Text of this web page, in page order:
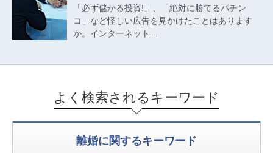
「必ず儲かる投資!」、「絶対に勝てるパチン
コ」など怪しい広告を見かけたことはあります
か。インターネット...
よく検索されるキーワード
離婚に関するキーワード